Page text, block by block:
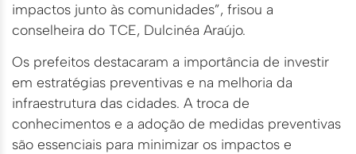
impactos junto às comunidades”, frisou a
conselheira do TCE, Dulcinéa Araújo.
Os prefeitos destacaram a importância de investir
em estratégias preventivas e na melhoria da
infraestrutura das cidades. A troca de
conhecimentos e a adoção de medidas preventivas
são essenciais para minimizar os impactos e